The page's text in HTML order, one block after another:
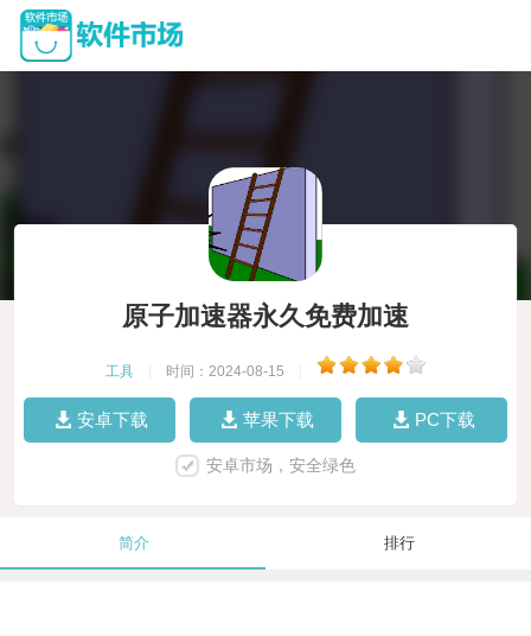
原子加速器永久免费加速
工具 时间：2024-08-15
安卓下载 苹果下载 PC下载
安卓市场，安全绿色
简介 排行